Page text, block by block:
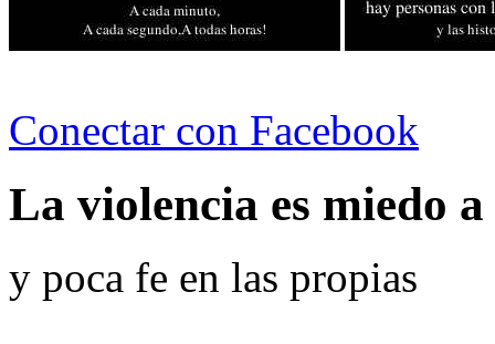
Conectar con Facebook
La violencia es miedo a
y poca fe en las propias